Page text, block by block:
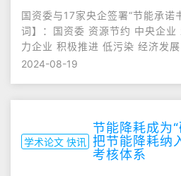
国资委与17家央企签署“节能承诺
词】：国资委 资源节约 中央企
力企业 积极推进 低污染 经济发
2024-08-19
学术论文 快讯
节能降耗成为
把节能降耗纳
考核体系